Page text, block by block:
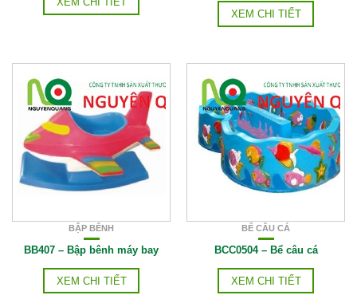
XEM CHI TIẾT
BẬP BÊNH
BB407 – Bập bênh máy bay
XEM CHI TIẾT
BỂ CÂU CÁ
BCC0504 – Bể câu cá
XEM CHI TIẾT